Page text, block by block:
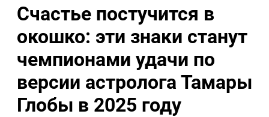
Счастье постучится в
окошко: эти знаки станут
чемпионами удачи по
версии астролога Тамары
Глобы в 2025 году